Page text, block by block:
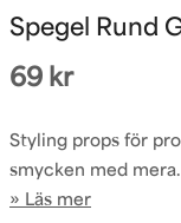
Spegel Rund
69 kr
Styling props för
smycken med mera.
Läs mer